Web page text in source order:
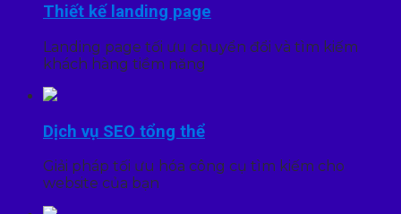
Thiết kế landing page
Landing page tối ưu chuyển đổi và tìm kiếm
khách hàng tiềm năng
Dịch vụ SEO tổng thể
Giải pháp tối ưu hóa công cụ tìm kiếm cho
website của bạn